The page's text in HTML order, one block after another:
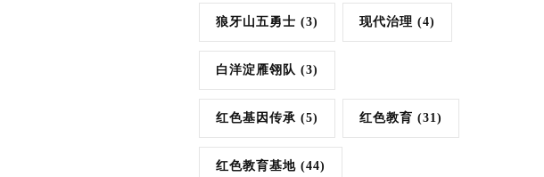
狼牙山五勇士 (3) 现代治理 (4)
白洋淀雁翎队 (3)
红色基因传承 (5) 红色教育 (31)
红色教育基地 (44)